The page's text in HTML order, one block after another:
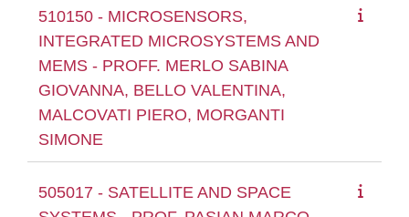
510150 - MICROSENSORS,
INTEGRATED MICROSYSTEMS AND
MEMS - PROFF. MERLO SABINA
GIOVANNA, BELLO VALENTINA,
MALCOVATI PIERO, MORGANTI
SIMONE
505017 - SATELLITE AND SPACE